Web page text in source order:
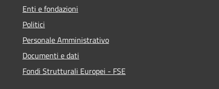
Enti e fondazioni
Politici
Personale Amministrativo
Documenti e dati
Fondi Strutturali Europei - FSE